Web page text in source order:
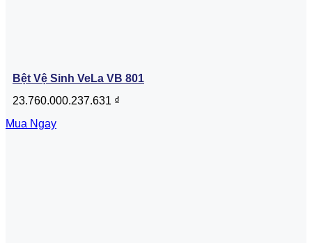
Bệt Vệ Sinh VeLa VB 801
23.760.000.237.631 ₫
Mua Ngay